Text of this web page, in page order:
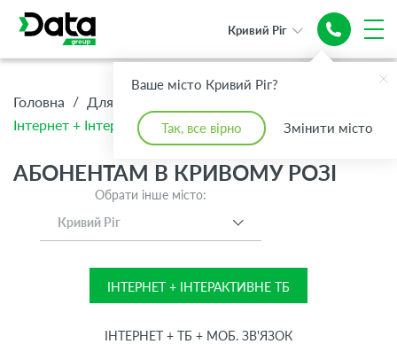
Ваше місто Кривий Ріг?
Так, все вірно Змінити місто
Кривий Ріг
Головна / Для Дому
Інтернет + Інтерактивне ТБ
АБОНЕНТАМ В КРИВОМУ РОЗІ
Обрати інше місто:
Кривий Ріг
ІНТЕРНЕТ + ІНТЕРАКТИВНЕ ТБ
ІНТЕРНЕТ + ТБ + МОБ. ЗВ'ЯЗОК